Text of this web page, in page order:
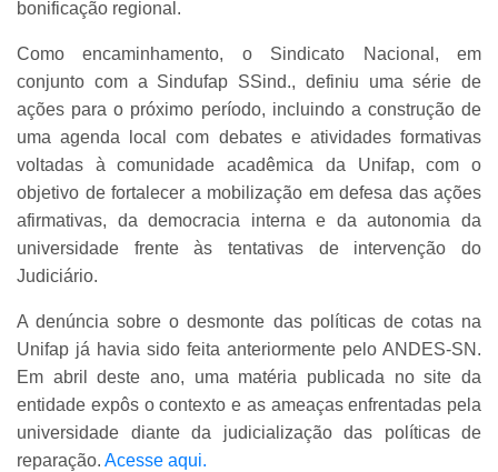
bonificação regional.
Como encaminhamento, o Sindicato Nacional, em
conjunto com a Sindufap SSind., definiu uma série de
ações para o próximo período, incluindo a construção de
uma agenda local com debates e atividades formativas
voltadas à comunidade acadêmica da Unifap, com o
objetivo de fortalecer a mobilização em defesa das ações
afirmativas, da democracia interna e da autonomia da
universidade frente às tentativas de intervenção do
Judiciário.
A denúncia sobre o desmonte das políticas de cotas na
Unifap já havia sido feita anteriormente pelo ANDES-SN.
Em abril deste ano, uma matéria publicada no site da
entidade expôs o contexto e as ameaças enfrentadas pela
universidade diante da judicialização das políticas de
reparação. Acesse aqui.